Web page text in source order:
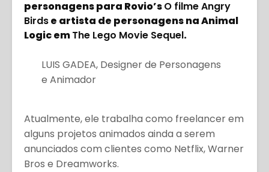
personagens para Rovio’sO filme Angry
Birdse artista de personagens na Animal
Logic emThe Lego Movie Sequel.
LUIS GADEA, Designer de Personagens
e Animador
Atualmente, ele trabalha como freelancer em
alguns projetos animados ainda a serem
anunciados com clientes como Netflix, Warner
Bros e Dreamworks.